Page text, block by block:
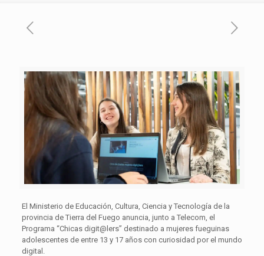
El Ministerio de Educación, Cultura, Ciencia y Tecnología de la
provincia de Tierra del Fuego anuncia, junto a Telecom, el
Programa “Chicas digit@lers” destinado a mujeres fueguinas
adolescentes de entre 13 y 17 años con curiosidad por el mundo
digital.